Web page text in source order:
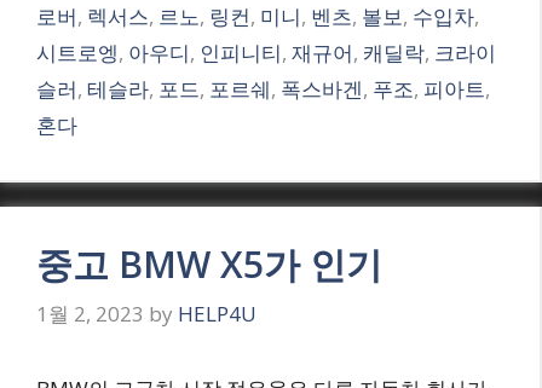
로버, 렉서스, 르노, 링컨, 미니, 벤츠, 볼보, 수입차,
시트로엥, 아우디, 인피니티, 재규어, 캐딜락, 크라이
슬러, 테슬라, 포드, 포르쉐, 폭스바겐, 푸조, 피아트,
혼다
중고 BMW X5가 인기
1월 2, 2023 by HELP4U